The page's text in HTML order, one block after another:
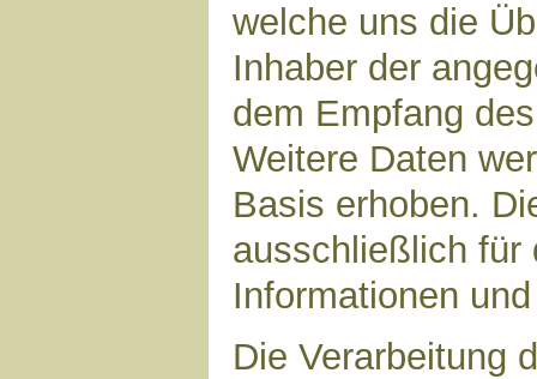
welche uns die
Inhaber der
dem Empfang
Weitere Daten
Basis erhoben.
ausschließlich für
Informationen
Die Verarbeitung